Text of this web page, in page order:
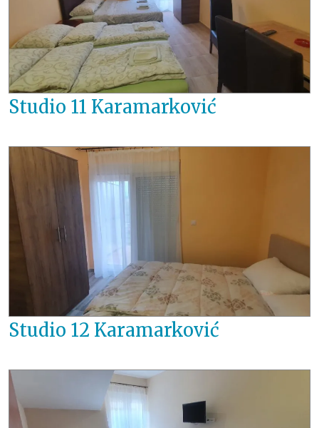
Studio 11 Karamarković
Studio 12 Karamarković